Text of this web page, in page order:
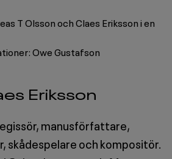
Owe Gustafson
Eriksson
manusförfattare,
skådespelare och kompositör.